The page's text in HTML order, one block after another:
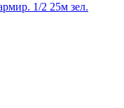
1/2 25м зел.